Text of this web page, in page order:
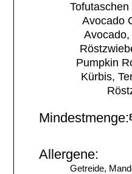
Avocado
Pumpkin
Kürbis,
Mindestmenge:
Allergene:
Getreide,